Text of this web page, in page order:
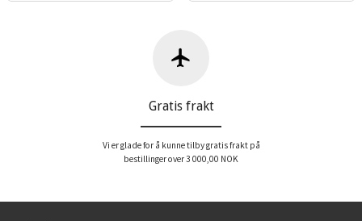
Gratis frakt
Vi er glade for å kunne tilby gratis frakt på
bestillinger over 3 000,00 NOK